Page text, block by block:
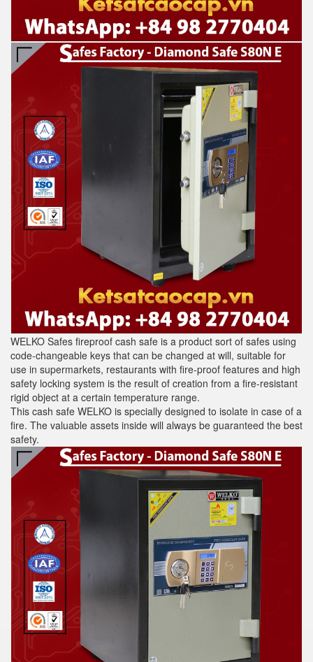
WELKO Safes fireproof cash safe is a product sort of safes using
code-changeable keys that can be changed at will, suitable for
use in supermarkets, restaurants with fire-proof features and high
safety locking system is the result of creation from a fire-resistant
rigid object at a certain temperature range.
This cash safe WELKO is specially designed to isolate in case of a
fire. The valuable assets inside will always be guaranteed the best
safety.